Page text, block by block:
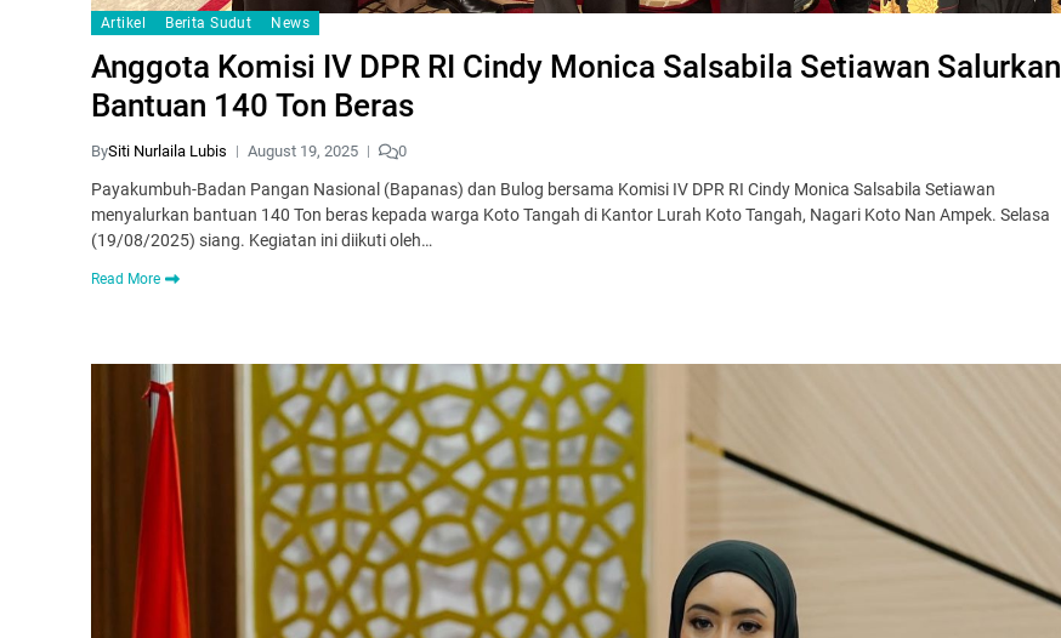
Artikel Berita Sudut News
Anggota Komisi IV DPR RI Cindy Monica Salsabila Setiawan Salurkan
Bantuan 140 Ton Beras
BySiti Nurlaila Lubis August 19, 2025 0
Payakumbuh-Badan Pangan Nasional (Bapanas) dan Bulog bersama Komisi IV DPR RI Cindy Monica Salsabila Setiawan
menyalurkan bantuan 140 Ton beras kepada warga Koto Tangah di Kantor Lurah Koto Tangah, Nagari Koto Nan Ampek. Selasa
(19/08/2025) siang. Kegiatan ini diikuti oleh…
Read More